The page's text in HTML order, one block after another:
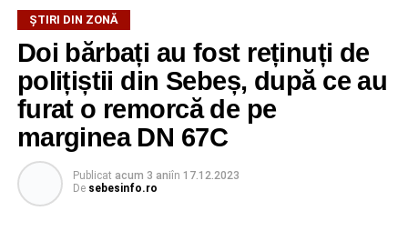
ȘTIRI DIN ZONĂ
Doi bărbați au fost reținuți de
polițiștii din Sebeș, după ce au
furat o remorcă de pe
marginea DN 67C
Publicat acum 3 aniîn 17.12.2023
De sebesinfo.ro